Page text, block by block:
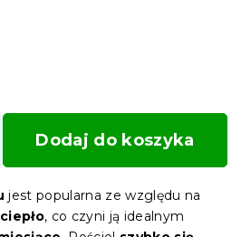
Dodaj do koszyka
jest popularna ze względu na
, co czyni ją idealnym